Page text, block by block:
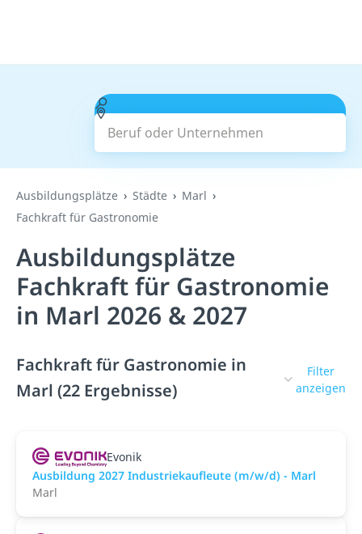
Beruf oder Unternehmen
Suchen
Ausbildungsplätze Städte
Marl
Fachkraft für Gastronomie
Ausbildungsplätze
Fachkraft für Gastronomie
in Marl 2026 & 2027
Fachkraft für Gastronomie in
Marl (22 Ergebnisse)
Filter
anzeigen
Evonik
Ausbildung 2027 Industriekaufleute (m/w/d) - Marl
Marl